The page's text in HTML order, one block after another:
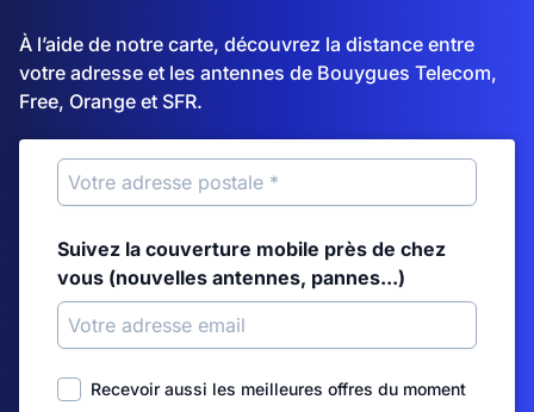
À l’aide de notre carte, découvrez la distance entre
votre adresse et les antennes de Bouygues Telecom,
Free, Orange et SFR.
Suivez la couverture mobile près de chez
vous (nouvelles antennes, pannes...)
Recevoir aussi les meilleures offres du moment